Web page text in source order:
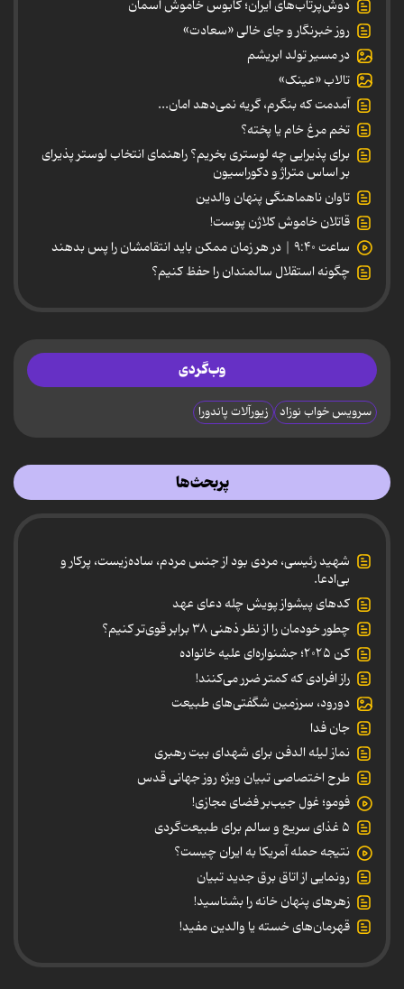
دوش‌پرتاب‌های ایران؛ کابوس خاموش آسمان
روز خبرنگار و جای خالی «سعادت»
در مسیر تولد ابریشم
تالاب «عینک»
آمدمت که بنگرم، گریه نمی‌دهد امان...
تخم مرغ خام یا پخته؟
برای پذیرایی چه لوستری بخریم؟ راهنمای انتخاب لوستر پذیرای
بر اساس متراژ و دکوراسیون
تاوان ناهماهنگی پنهان والدین
قاتلان خاموش کلاژن پوست!
ساعت ۹:۴۰ | در هر زمان ممکن باید انتقامشان را پس بدهند
چگونه استقلال سالمندان را حفظ کنیم؟
وب‌گردی
سرویس خواب نوزاد زیورآلات پاندورا
پربحث‌ها
شهید رئیسی، مردی بود از جنس مردم، ساده‌زیست، پرکار و
بی‌ادعا.
کدهای پیشواز پویش چله دعای عهد
چطور خودمان را از نظر ذهنی ۳۸ برابر قوی‌تر کنیم؟
کن ۲۰۲۵؛ جشنواره‌ای علیه خانواده
راز افرادی که کمتر ضرر می‌کنند!
دورود، سرزمین شگفتی‌های طبیعت
جان فدا
نماز لیله الدفن برای شهدای بیت رهبری
طرح اختصاصی تبیان ویژه روز جهانی قدس
فومو؛ غول جیب‌بر فضای مجازی!
۵ غذای سریع و سالم برای طبیعت‌گردی
نتیجه حمله آمریکا به ایران چیست؟
رونمایی از اتاق برق جدید تبیان
زهرهای پنهان خانه را بشناسید!
قهرمان‌های خسته یا والدین مفید!